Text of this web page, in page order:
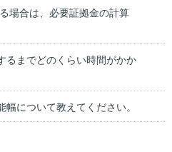
場合は、必要証拠金の計算
るまでどのくらい時間がかか
について教えてください。